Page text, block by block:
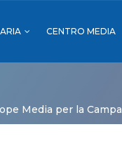
CENTRO MEDIA
Media per la